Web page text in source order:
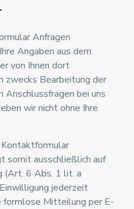
Anfragen
Angaben aus dem
von Ihnen dort
zwecks Bearbeitung der
Anschlussfragen bei uns
wir nicht ohne Ihre
somit ausschließlich auf
(Art. 6 Abs. 1 lit. a
jederzeit
formlose Mitteilung per E-